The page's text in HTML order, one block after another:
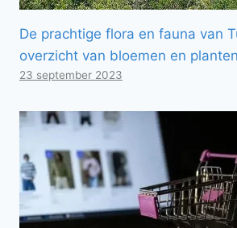
De prachtige flora en fauna van
overzicht van bloemen en planten
23 september 2023